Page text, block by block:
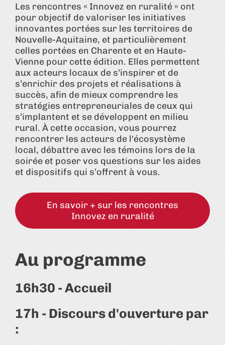
Les rencontres « Innovez en ruralité » ont
pour objectif de valoriser les initiatives
innovantes portées sur les territoires de
Nouvelle-Aquitaine, et particulièrement
celles portées en Charente et en Haute-
Vienne pour cette édition. Elles permettent
aux acteurs locaux de s’inspirer et de
s’enrichir des projets et réalisations à
succès, afin de mieux comprendre les
stratégies entrepreneuriales de ceux qui
s’implantent et se développent en milieu
rural. À cette occasion, vous pourrez
rencontrer les acteurs de l'écosystème
local, débattre avec les témoins lors de la
soirée et poser vos questions sur les aides
et dispositifs qui s’offrent à vous.
En savoir + sur les rencontres
Innovez en ruralité
Au programme
16h30 - Accueil
17h - Discours d'ouverture par
: